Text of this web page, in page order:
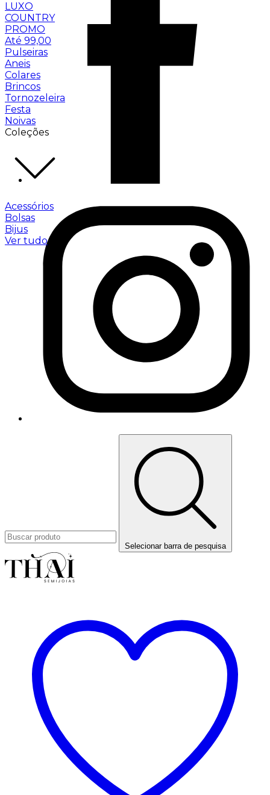
LUXO
COUNTRY
PROMO
Até 99,00
Pulseiras
Aneis
Colares
Brincos
Tornozeleira
Festa
Noivas
Coleções
Acessórios
Bolsas
Bijus
Ver tudo
Selecionar barra de pesquisa